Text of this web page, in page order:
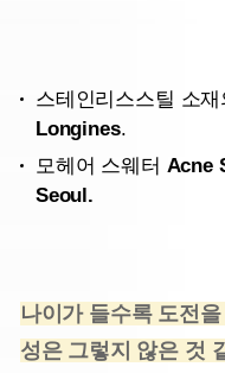
스테인리스스틸 소
Longines.
모헤어 스웨터 Acne
Seoul.
나이가 들수록 도전
성은 그렇지 않은 것